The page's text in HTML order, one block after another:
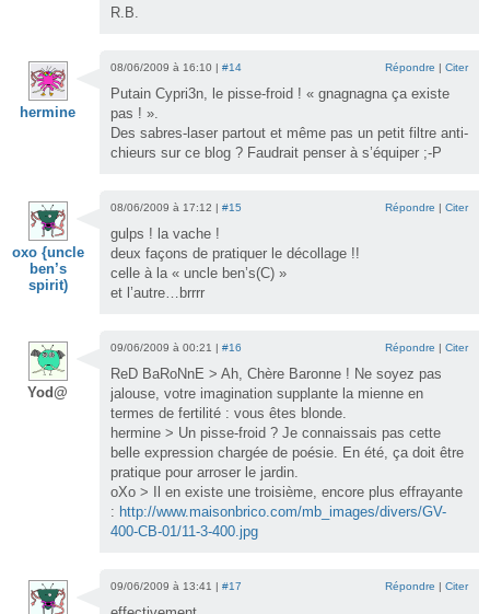
R.B.
hermine
08/06/2009 à 16:10 | #14 Répondre | Citer
Putain Cypri3n, le pisse-froid ! « gnagnagna ça existe
pas ! ».
Des sabres-laser partout et même pas un petit filtre anti-
chieurs sur ce blog ? Faudrait penser à s’équiper ;-P
oxo {uncle
ben’s
spirit)
08/06/2009 à 17:12 | #15 Répondre | Citer
gulps ! la vache !
deux façons de pratiquer le décollage !!
celle à la « uncle ben’s(C) »
et l’autre…brrrr
Yod@
09/06/2009 à 00:21 | #16 Répondre | Citer
ReD BaRoNnE > Ah, Chère Baronne ! Ne soyez pas
jalouse, votre imagination supplante la mienne en
termes de fertilité : vous êtes blonde.
hermine > Un pisse-froid ? Je connaissais pas cette
belle expression chargée de poésie. En été, ça doit être
pratique pour arroser le jardin.
oXo > Il en existe une troisième, encore plus effrayante
: http://www.maisonbrico.com/mb_images/divers/GV-
400-CB-01/11-3-400.jpg
09/06/2009 à 13:41 | #17 Répondre | Citer